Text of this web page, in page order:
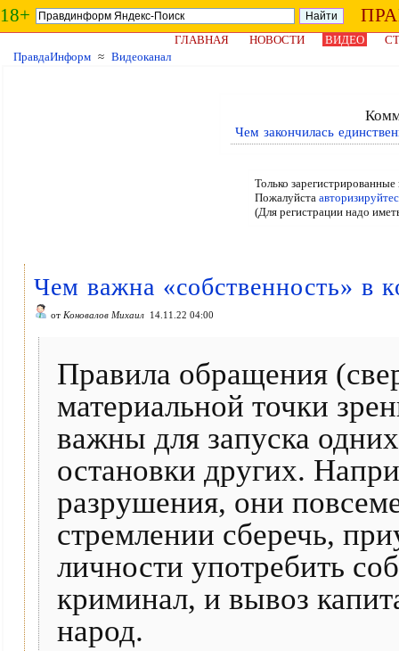
18+
ГЛАВНАЯ НОВОСТИ ВИДЕО
ПравдаИнформ ≈ Видеоканал
Чем закончилась
Только
Пожалуйста
(Для регистрации надо
Чем важна «собственность» в
от Коновалов Михаил 14.11.22 04:00
Правила обращения
материальной точки
важны для запуска
остановки других.
разрушения, они
стремлении сберечь,
личности употребить
криминал, и вывоз
народ.